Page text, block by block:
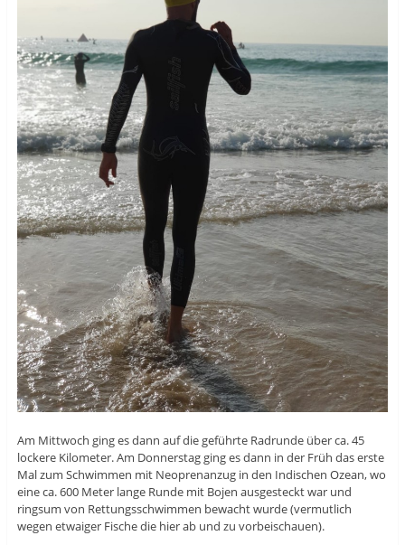
Am Mittwoch ging es dann auf die geführte Radrunde über ca. 45
lockere Kilometer. Am Donnerstag ging es dann in der Früh das erste
Mal zum Schwimmen mit Neoprenanzug in den Indischen Ozean, wo
eine ca. 600 Meter lange Runde mit Bojen ausgesteckt war und
ringsum von Rettungsschwimmen bewacht wurde (vermutlich
wegen etwaiger Fische die hier ab und zu vorbeischauen).